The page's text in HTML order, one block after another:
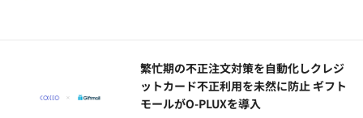
繁忙期の不正注文対策を自動化しクレジ
ットカード不正利用を未然に防止 ギフト
モールがO-PLUXを導入